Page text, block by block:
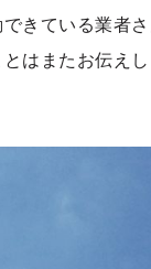
きている業者
はまたお伝え